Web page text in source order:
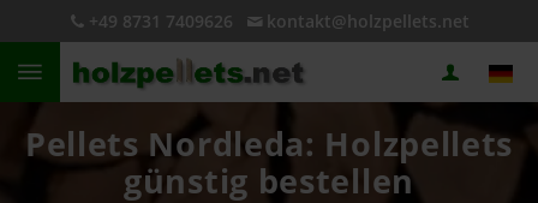
+49 8731 7409626 kontakt@holzpellets.net
Pellets Nordleda: Holzpellets
günstig bestellen